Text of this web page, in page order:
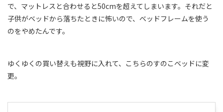
で、マットレスと合わせると50cmを超えてしまいます。それだと
子供がベッドから落ちたときに怖いので、ベッドフレームを使う
のをやめたんです。
ゆくゆくの買い替えも視野に入れて、こちらのすのこベッドに変
更。